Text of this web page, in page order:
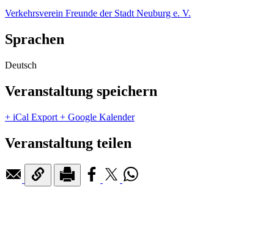
Verkehrsverein Freunde der Stadt Neuburg e. V.
Sprachen
Deutsch
Veranstaltung speichern
+ iCal Export + Google Kalender
Veranstaltung teilen